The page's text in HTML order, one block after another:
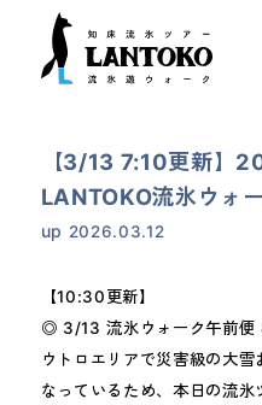
【3/13 7:10更新】
LANTOKO流氷ウォ
up 2026.03.12
【10:30更新】
◎ 3/13 流氷ウォーク午前
ウトロエリアで災害級の大
なっているため、本日の流